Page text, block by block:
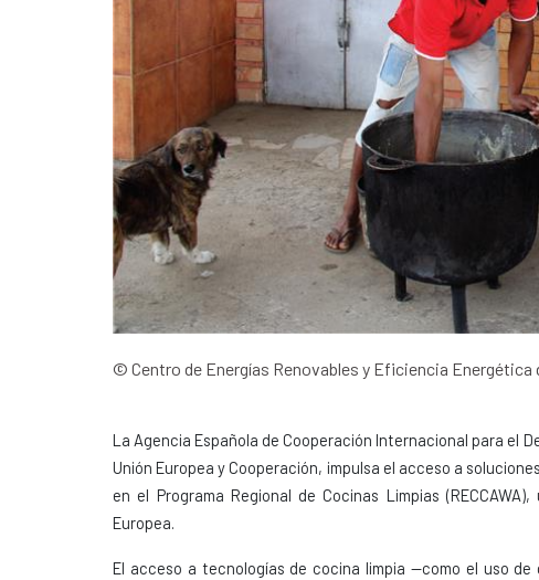
© Centro de Energías Renovables y Eficiencia Energética
La Agencia Española de Cooperación Internacional para el
Unión Europea y Cooperación, impulsa el acceso a
en el Programa Regional de Cocinas Limpias
Europea.
El acceso a tecnologías de cocina limpia —como el uso